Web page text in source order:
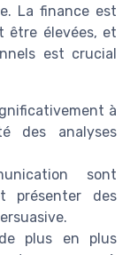
La finance est
être élevées, et
est crucial
à
des analyses
sont
présenter des
plus en plus